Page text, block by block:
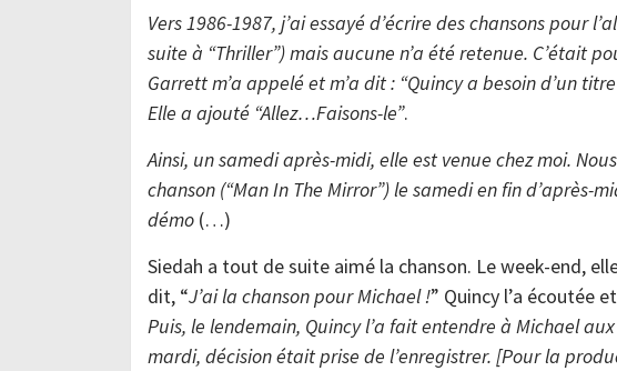
Vers 1986-1987, j’ai essayé d’écrire des chansons pour
suite à “Thriller”) mais aucune n’a été retenue. C’était
Garrett m’a appelé et m’a dit : “Quincy a besoin d’un
Elle a ajouté “Allez…Faisons-le”.
Ainsi, un samedi après-midi, elle est venue chez moi.
chanson (“Man In The Mirror”) le samedi en fin d’après-
démo (…)
Siedah a tout de suite aimé la chanson. Le week-end,
dit, “J’ai la chanson pour Michael !” Quincy l’a écoutée
Puis, le lendemain, Quincy l’a fait entendre à Michael
mardi, décision était prise de l’enregistrer. [Pour la